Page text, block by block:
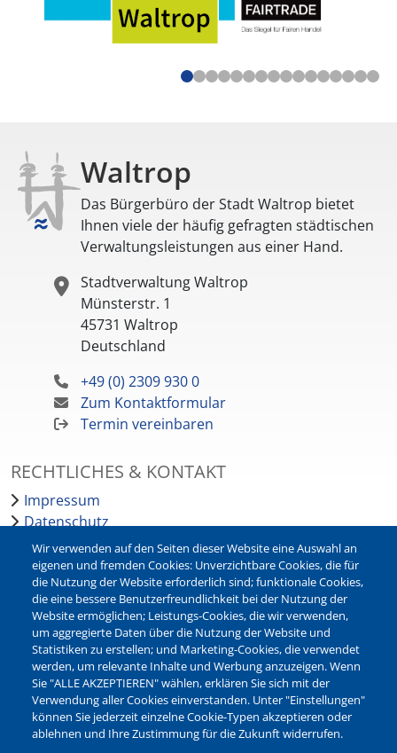
Waltrop
Das Bürgerbüro der Stadt Waltrop bietet
Ihnen viele der häufig gefragten städtischen
Verwaltungsleistungen aus einer Hand.
Stadtverwaltung Waltrop
Münsterstr. 1
45731 Waltrop
Deutschland
+49 (0) 2309 930 0
Zum Kontaktformular
Termin vereinbaren
RECHTLICHES & KONTAKT
Impressum
Datenschutz
Barrierefreiheit
Leichte Sprache
Bankverbindungen
Pressestelle
Kontakt
NEWSLETTER
Jetzt die verschiedenen Newsletter der Stadt Waltrop
abonnieren:
Wir verwenden auf den Seiten dieser Website eine Auswahl an
eigenen und fremden Cookies: Unverzichtbare Cookies, die für
die Nutzung der Website erforderlich sind; funktionale Cookies,
die eine bessere Benutzerfreundlichkeit bei der Nutzung der
Website ermöglichen; Leistungs-Cookies, die wir verwenden,
um aggregierte Daten über die Nutzung der Website und
Statistiken zu erstellen; und Marketing-Cookies, die verwendet
werden, um relevante Inhalte und Werbung anzuzeigen. Wenn
Sie "ALLE AKZEPTIEREN" wählen, erklären Sie sich mit der
Verwendung aller Cookies einverstanden. Unter "Einstellungen"
können Sie jederzeit einzelne Cookie-Typen akzeptieren oder
ablehnen und Ihre Zustimmung für die Zukunft widerrufen.